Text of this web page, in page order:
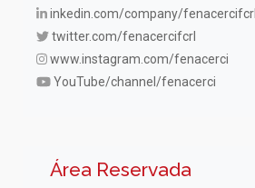
inkedin.com/company/fenacercifcrl
twitter.com/fenacercifcrl
www.instagram.com/fenacerci
YouTube/channel/fenacerci
Área Reservada